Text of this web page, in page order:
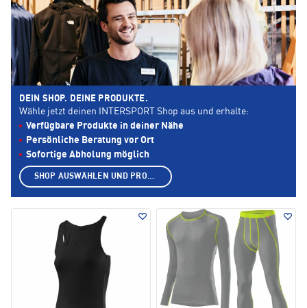
DEIN SHOP. DEINE PRODUKTE.
Wähle jetzt deinen INTERSPORT Shop aus und erhalte:
Verfügbare Produkte in deiner Nähe
Persönliche Beratung vor Ort
Sofortige Abholung möglich
SHOP AUSWÄHLEN UND PRODUKTE ANZEIGEN